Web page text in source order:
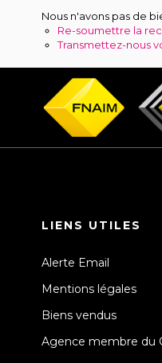
Nous n'avons pas de
Re-soumettre la
Transmettez-nous
LIENS UTILES
Alerte Email
Mentions légales
Biens vendus
Agence membre du